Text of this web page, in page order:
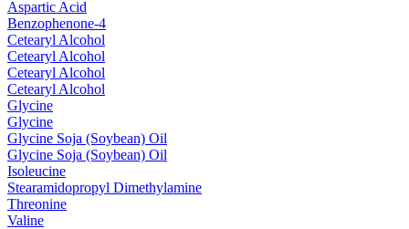
Aspartic Acid
Benzophenone-4
Cetearyl Alcohol
Cetearyl Alcohol
Cetearyl Alcohol
Cetearyl Alcohol
Glycine
Glycine
Glycine Soja (Soybean) Oil
Glycine Soja (Soybean) Oil
Isoleucine
Stearamidopropyl Dimethylamine
Threonine
Valine